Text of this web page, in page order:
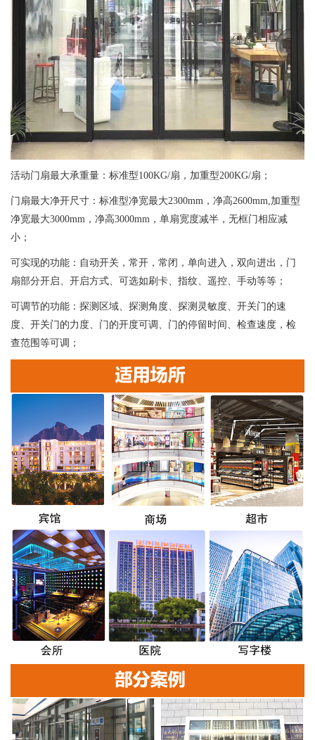
活动门扇最大承重量：标准型100KG/扇，加重型200KG/扇；
门扇最大净开尺寸：标准型净宽最大2300mm，净高2600mm,加重型
净宽最大3000mm，净高3000mm，单扇宽度减半，无框门相应减
小；
可实现的功能：自动开关，常开，常闭，单向进入，双向进出，门
扇部分开启、开启方式、可选如刷卡、指纹、遥控、手动等等；
可调节的功能：探测区域、探测角度、探测灵敏度、开关门的速
度、开关门的力度、门的开度可调、门的停留时间、检查速度，检
查范围等可调；